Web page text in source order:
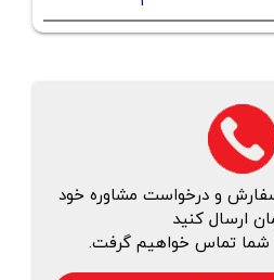
و درخواست مشاوره خود
ارسال کنید
شما تماس خواهیم گرفت.